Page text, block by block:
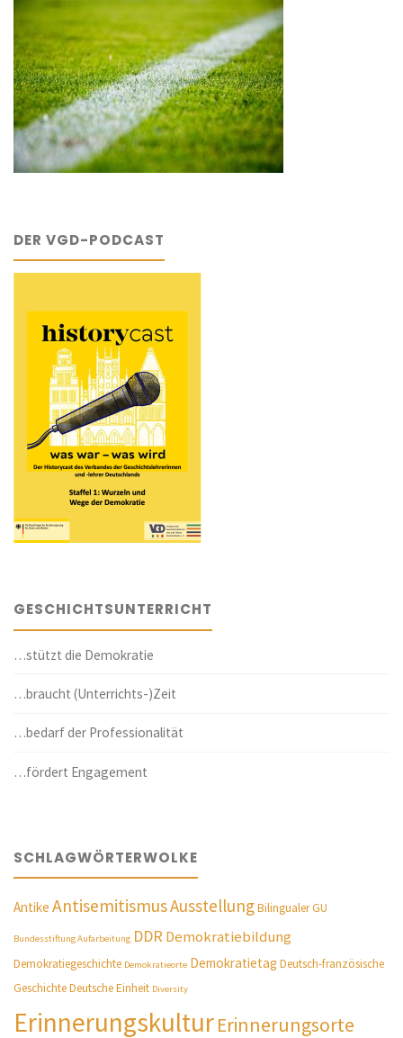
DER VGD-PODCAST
GESCHICHTSUNTERRICHT
…stützt die Demokratie
…braucht (Unterrichts-)Zeit
…bedarf der Professionalität
…fördert Engagement
SCHLAGWÖRTERWOLKE
Antike AntisemitismusAusstellungBilingualer GU
Bundesstiftung Aufarbeitung DDR Demokratiebildung
Demokratiegeschichte Demokratieorte Demokratietag Deutsch-französische
GeschichteDeutsche Einheit Diversity
ErinnerungskulturErinnerungsorte